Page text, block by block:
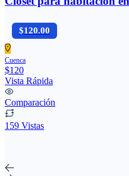
$120.00
Cuenca
$120
Vista Rápida
Comparación
159 Vistas